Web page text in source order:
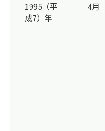
1995（平
成7）年
4月